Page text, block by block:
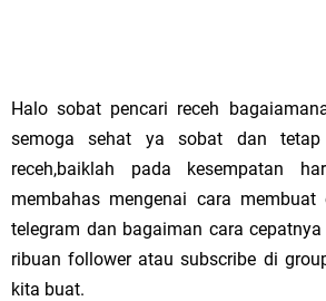
Halo sobat pencari receh
semoga sehat ya sobat dan tetap
receh,baiklah pada kesempatan
membahas mengenai cara
telegram dan bagaiman cara
ribuan follower atau subscribe di
kita buat.